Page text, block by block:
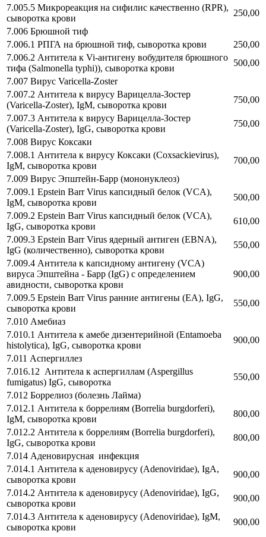
7.005.5 Микрореакция на сифилис качественно (RPR),
сыворотка крови
250,00
7.006 Брюшной тиф
7.006.1 РПГА на брюшной тиф, сыворотка крови
250,00
7.006.2 Антитела к Vi-aнтигену вобудителя брюшного
тифа (Salmonella typhi)), сыворотка крови
500,00
7.007 Вирус Varicella-Zoster
7.007.2 Антитела к вирусу Варицелла-Зостер
(Varicella-Zoster), IgM, сыворотка крови
750,00
7.007.3 Антитела к вирусу Варицелла-Зостер
(Varicella-Zoster), IgG, сыворотка крови
750,00
7.008 Вирус Коксаки
7.008.1 Антитела к вирусу Коксаки (Coxsackievirus),
IgM, сыворотка крови
700,00
7.009 Вирус Эпштейн-Барр (мононуклеоз)
7.009.1 Epstein Barr Virus капсидный белок (VCA),
IgM, сыворотка крови
500,00
7.009.2 Epstein Barr Virus капсидный белок (VCA),
IgG, сыворотка крови
610,00
7.009.3 Epstein Barr Virus ядерный антиген (EBNA),
IgG (количественно), сыворотка крови
550,00
7.009.4 Антитела к капсидному антигену (VCA)
вируса Эпштейна - Барр (IgG) с определением
авидности, сыворотка крови
900,00
7.009.5 Epstein Barr Virus ранние антигены (EA), IgG,
сыворотка крови
550,00
7.010 Амебиаз
7.010.1 Антитела к амебе дизентерийной (Entamoeba
histolytica), IgG, сыворотка крови
900,00
7.011 Аспергиллез
7.016.12 Антитела к аспергиллам (Aspergillus
fumigatus) IgG, сыворотка
550,00
7.012 Боррелиоз (болезнь Лайма)
7.012.1 Антитела к боррелиям (Borrelia burgdorferi),
IgM, сыворотка крови
800,00
7.012.2 Антитела к боррелиям (Borrelia burgdorferi),
IgG, сыворотка крови
800,00
7.014 Аденовирусная инфекция
7.014.1 Антитела к аденовирусу (Adenoviridae), IgA,
сыворотка крови
900,00
7.014.2 Антитела к аденовирусу (Adenoviridae), IgG,
сыворотка крови
900,00
7.014.3 Антитела к аденовирусу (Adenoviridae), IgM,
сыворотка крови
900,00